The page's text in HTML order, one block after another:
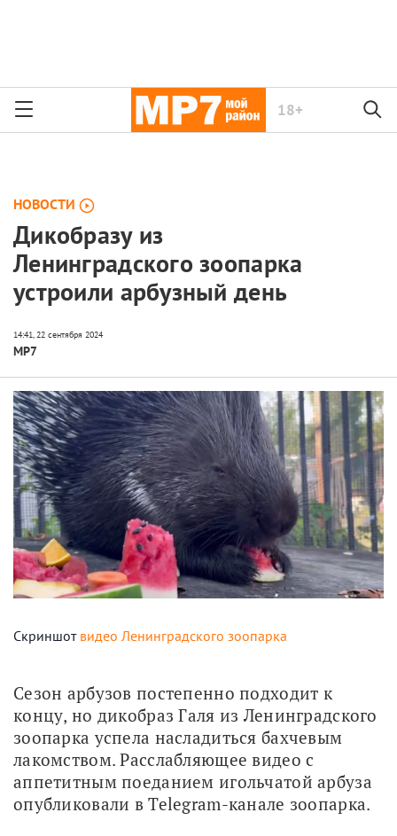
18+
НОВОСТИ
Дикобразу из
Ленинградского зоопарка
устроили арбузный день
МР7
Скриншот видео Ленинградского зоопарка
Сезон арбузов постепенно подходит к
концу, но дикобраз Галя из Ленинградского
зоопарка успела насладиться бахчевым
лакомством. Расслабляющее видео с
аппетитным поеданием игольчатой арбуза
опубликовали в Telegram-канале зоопарка.